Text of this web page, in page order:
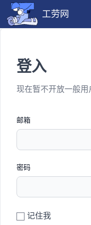
工劳网
登入
现在暂不开放一般用
邮箱
密码
记住我